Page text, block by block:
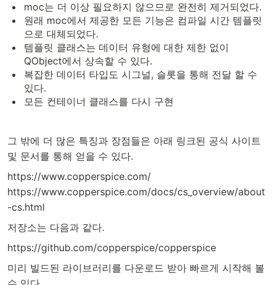
moc는 더 이상 필요하지 않으므로 완전히 제거되었다.
원래 moc에서 제공한 모든 기능은 컴파일 시간 템플릿
으로 대체되었다.
템플릿 클래스는 데이터 유형에 대한 제한 없이
QObject에서 상속할 수 있다.
복잡한 데이터 타입도 시그널, 슬롯을 통해 전달 할 수
있다.
모든 컨테이너 클래스를 다시 구현
그 밖에 더 많은 특징과 장점들은 아래 링크된 공식 사이트
및 문서를 통해 얻을 수 있다.
https://www.copperspice.com/
https://www.copperspice.com/docs/cs_overview/about
-cs.html
저장소는 다음과 같다.
https://github.com/copperspice/copperspice
미리 빌드된 라이브러리를 다운로드 받아 빠르게 시작해 볼